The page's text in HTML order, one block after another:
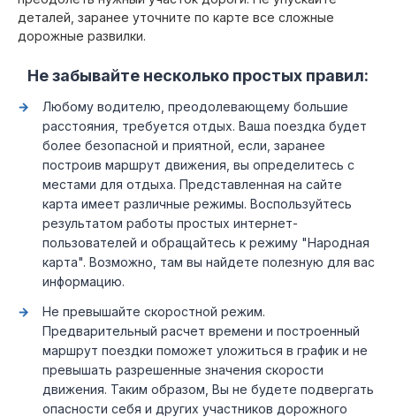
деталей, заранее уточните по карте все сложные
дорожные развилки.
Не забывайте несколько простых правил:
Любому водителю, преодолевающему большие
расстояния, требуется отдых. Ваша поездка будет
более безопасной и приятной, если, заранее
построив маршрут движения, вы определитесь с
местами для отдыха. Представленная на сайте
карта имеет различные режимы. Воспользуйтесь
результатом работы простых интернет-
пользователей и обращайтесь к режиму "Народная
карта". Возможно, там вы найдете полезную для вас
информацию.
Не превышайте скоростной режим.
Предварительный расчет времени и построенный
маршрут поездки поможет уложиться в график и не
превышать разрешенные значения скорости
движения. Таким образом, Вы не будете подвергать
опасности себя и других участников дорожного